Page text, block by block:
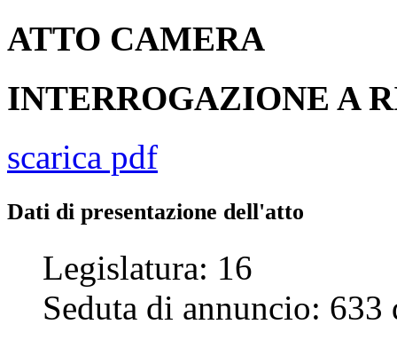
ATTO CAMERA
INTERROGAZIONE A
scarica pdf
Dati di presentazione dell'atto
Legislatura: 16
Seduta di annuncio: 633